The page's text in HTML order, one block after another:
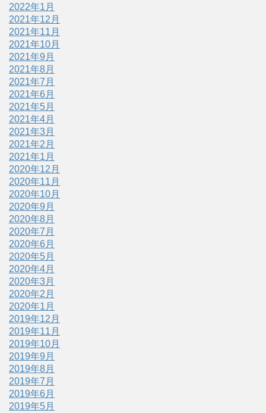
2022年1月
2021年12月
2021年11月
2021年10月
2021年9月
2021年8月
2021年7月
2021年6月
2021年5月
2021年4月
2021年3月
2021年2月
2021年1月
2020年12月
2020年11月
2020年10月
2020年9月
2020年8月
2020年7月
2020年6月
2020年5月
2020年4月
2020年3月
2020年2月
2020年1月
2019年12月
2019年11月
2019年10月
2019年9月
2019年8月
2019年7月
2019年6月
2019年5月